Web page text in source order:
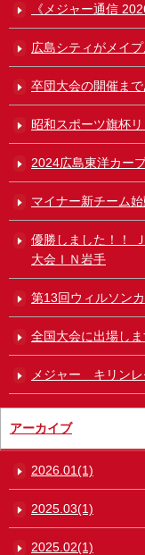
《メジャー通信
広島シティがメイ
卒団大会の開催ま
昭和スポーツ旗杯
2024広島東洋カー
マイナー新チーム始
優勝しました！！
大会ＩＮ岩手
第13回ウィルソン
全国大会に出場し
メジャー キリンレ
アーカイブ
2026.01(1)
2025.03(1)
2025.02(1)